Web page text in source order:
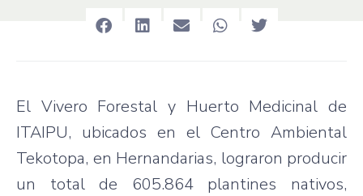
El Vivero Forestal y Huerto Medicinal de
ITAIPU, ubicados en el Centro Ambiental
Tekotopa, en Hernandarias, lograron producir
un total de 605.864 plantines nativos,